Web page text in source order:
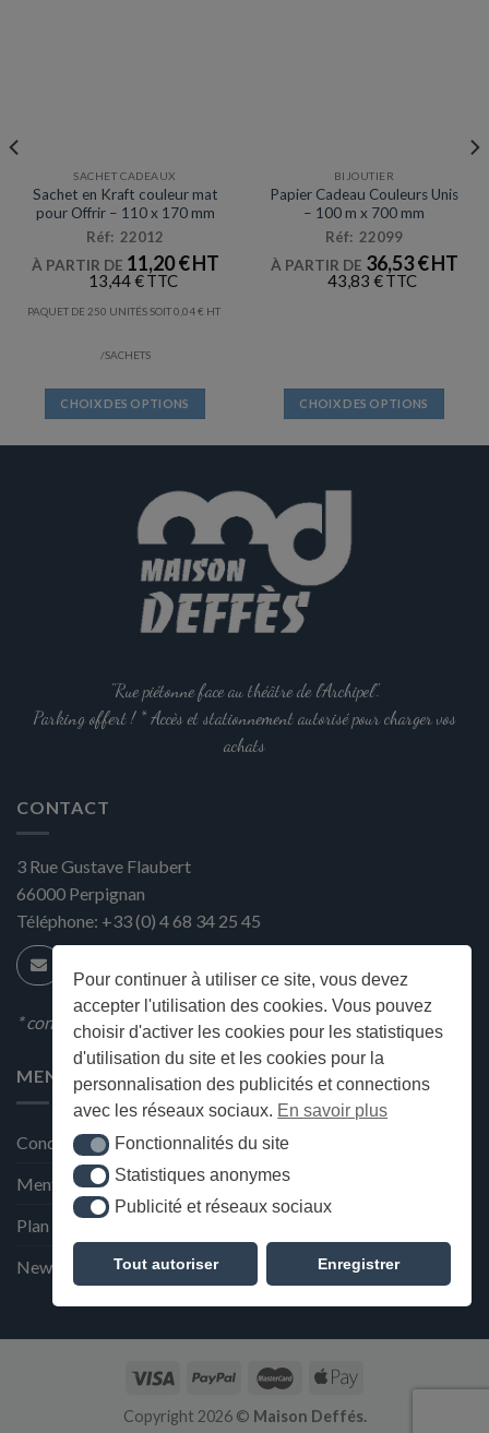
Pour continuer à utiliser ce site, vous devez
accepter l'utilisation des cookies. Vous pouvez
choisir d'activer les cookies pour les statistiques
d'utilisation du site et les cookies pour la
personnalisation des publicités et connections
avec les réseaux sociaux. En savoir plus
Fonctionnalités du site
Fonctionnalités du site
Statistiques anonymes
Statistiques anonymes
Publicité et réseaux sociaux
Publicité et réseaux sociaux
Tout autoriser Enregistrer
SACHET CADEAUX
Sachet en Kraft couleur mat
pour Offrir – 110 x 170 mm
Réf: 22012
À PARTIR DE 11,20€
13,44€
PAQUET DE 250 UNITÉS SOIT0,04€
/SACHETS
CHOIX DES OPTIONS
plusieurs
variations.
Les
options
peuvent
être
choisies
la
page
du
BIJOUTIER
Papier Cadeau Couleurs Unis
– 100 m x 700 mm
Réf: 22099
À PARTIR DE 36,53€
43,83 €
CHOIX DES OPTIONS
la
du
"Rue piétonne face au théâtre de l'Archipel".
Parking offert ! * Accès et stationnement autorisé pour charger vos
achats
CONTACT
3 Rue Gustave Flaubert
66000 Perpignan
Téléphone: +33 (0) 4 68 34 25 45
* condition en magasin
MENU
Conditions générales de ventes
Mentions Légales et Politique de confidentialité
Plan du site
Newsletter de la Maison Deffès
Copyright 2026 © Maison Deffés.